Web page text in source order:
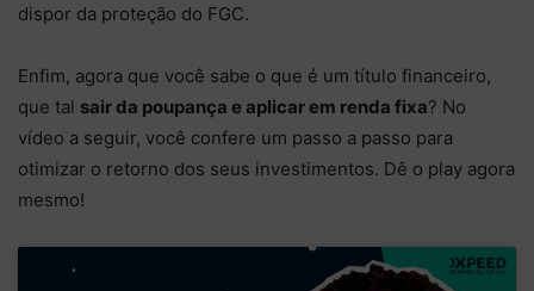
dispor da proteção do FGC.
Enfim, agora que você sabe o que é um título financeiro,
que tal sair da poupança e aplicar em renda fixa? No
vídeo a seguir, você confere um passo a passo para
otimizar o retorno dos seus investimentos. Dê o play agora
mesmo!